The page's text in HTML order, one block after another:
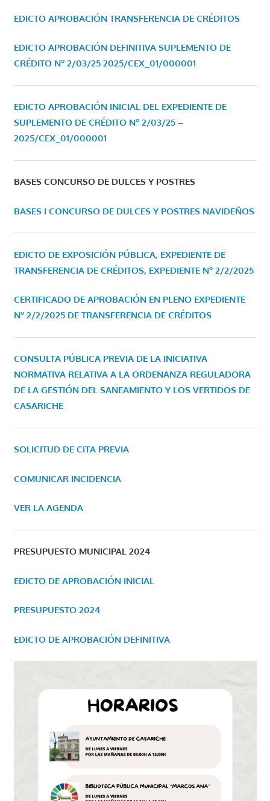
EDICTO APROBACIÓN TRANSFERENCIA DE CRÉDITOS
EDICTO APROBACIÓN DEFINITIVA SUPLEMENTO DE
CRÉDITO Nº 2/03/25 2025/CEX_01/000001
EDICTO APROBACIÓN INICIAL DEL EXPEDIENTE DE
SUPLEMENTO DE CRÉDITO Nº 2/03/25 –
2025/CEX_01/000001
BASES CONCURSO DE DULCES Y POSTRES
BASES I CONCURSO DE DULCES Y POSTRES NAVIDEÑOS
EDICTO DE EXPOSICIÓN PÚBLICA, EXPEDIENTE DE
TRANSFERENCIA DE CRÉDITOS, EXPEDIENTE Nº 2/2/2025
CERTIFICADO DE APROBACIÓN EN PLENO EXPEDIENTE
Nº 2/2/2025 DE TRANSFERENCIA DE CRÉDITOS
CONSULTA PÚBLICA PREVIA DE LA INICIATIVA
NORMATIVA RELATIVA A LA ORDENANZA REGULADORA
DE LA GESTIÓN DEL SANEAMIENTO Y LOS VERTIDOS DE
CASARICHE
SOLICITUD DE CITA PREVIA
COMUNICAR INCIDENCIA
VER LA AGENDA
PRESUPUESTO MUNICIPAL 2024
EDICTO DE APROBACIÓN INICIAL
PRESUPUESTO 2024
EDICTO DE APROBACIÓN DEFINITIVA